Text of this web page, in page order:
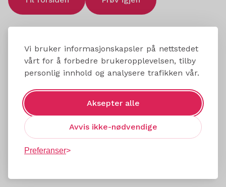
Vi bruker informasjonskapsler på nettstedet
vårt for å forbedre brukeropplevelsen, tilby
personlig innhold og analysere trafikken vår.
Aksepter alle
Avvis ikke-nødvendige
Preferanser